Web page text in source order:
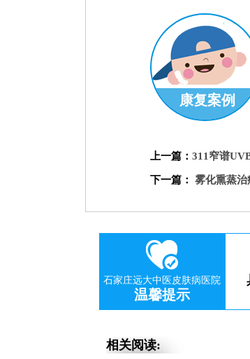
康复案例
上一篇： 311窄谱
下一篇： 雾化熏蒸治
石家庄远大中医皮肤病医院
温馨提示
相关阅读: